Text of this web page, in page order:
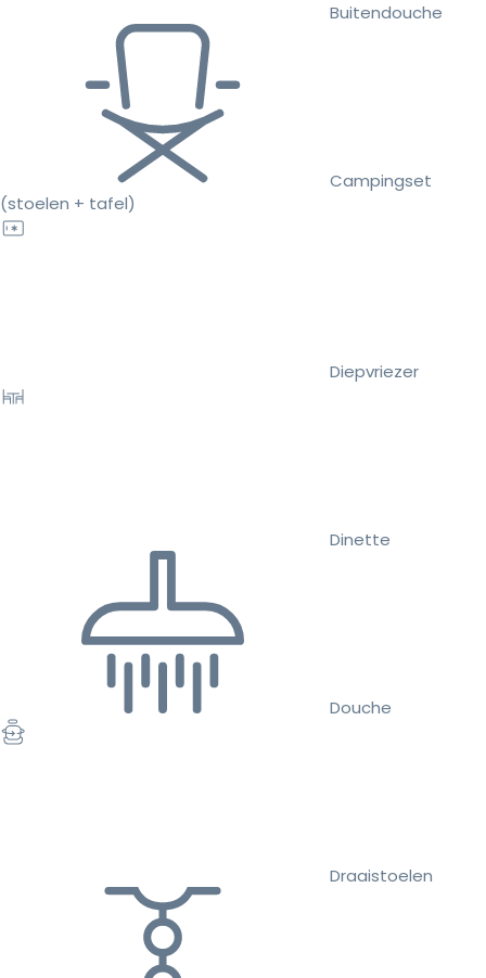
Buitendouche
Campingset
(stoelen + tafel)
Diepvriezer
Dinette
Douche
Draaistoelen